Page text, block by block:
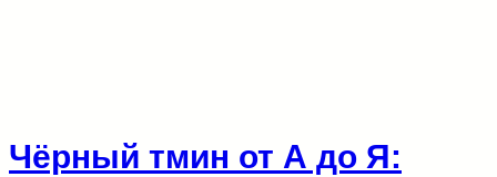
Чёрный тмин от А до Я: